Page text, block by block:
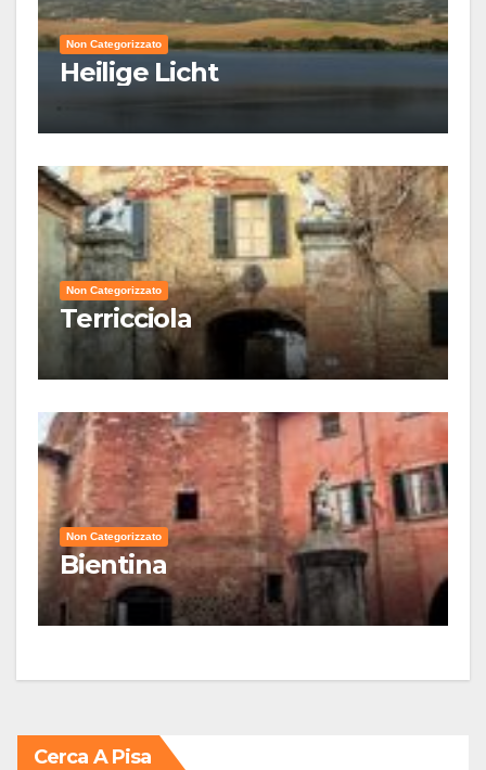
Non Categorizzato
Heilige Licht
Non Categorizzato
Terricciola
Non Categorizzato
Bientina
Cerca A Pisa